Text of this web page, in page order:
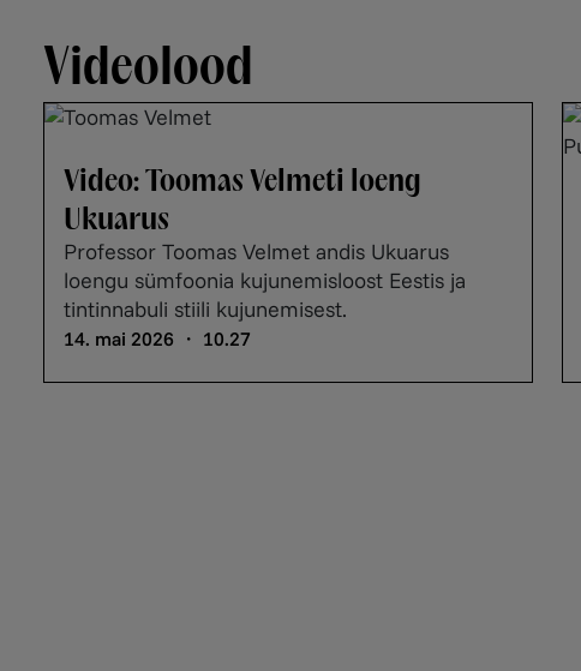
Videolood
Video: Toomas Velmeti loeng
Ukuarus
Professor Toomas Velmet andis Ukuarus
loengu sümfoonia kujunemisloost Eestis ja
tintinnabuli stiili kujunemisest.
14. mai 2026 ・ 10.27